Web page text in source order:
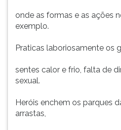
onde as formas e as ações
exemplo.
Praticas laboriosamente os
sentes calor e frio, falta de
sexual.
Heróis enchem os parques
arrastas,